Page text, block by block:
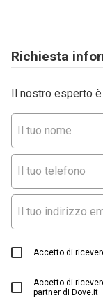
Richiesta
Il nostro esperto
Accetto di
Accetto di
partner di Dove.it